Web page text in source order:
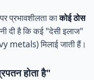
प्रभावशीलता काकोई ठोस
दी है कि कई "देसी इलाज"
metals) मिलाई जाती हैं।
होता है"